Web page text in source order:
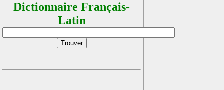
Dictionnaire Français-
Latin